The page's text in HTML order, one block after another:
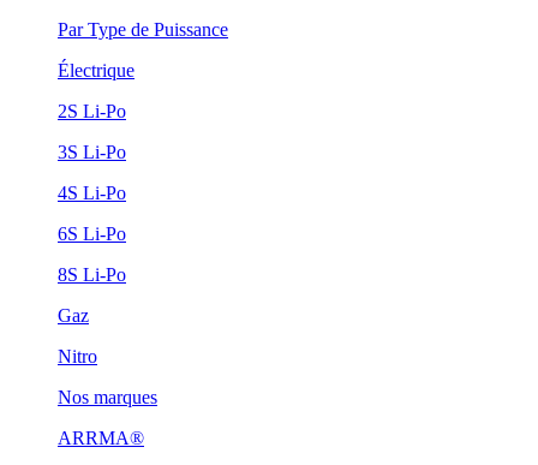
Par Type de Puissance
Électrique
2S Li-Po
3S Li-Po
4S Li-Po
6S Li-Po
8S Li-Po
Gaz
Nitro
Nos marques
ARRMA®